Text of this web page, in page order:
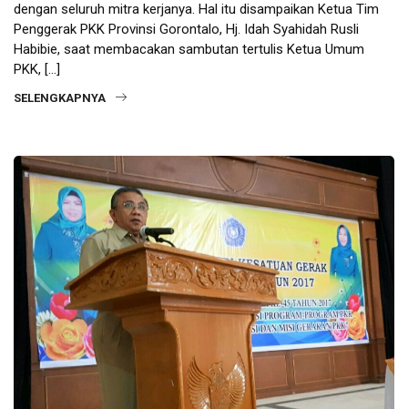
dengan seluruh mitra kerjanya. Hal itu disampaikan Ketua Tim
Penggerak PKK Provinsi Gorontalo, Hj. Idah Syahidah Rusli
Habibie, saat membacakan sambutan tertulis Ketua Umum
PKK, […]
SELENGKAPNYA